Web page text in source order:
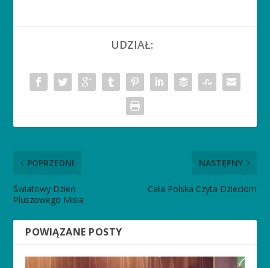
UDZIAŁ:
POPRZEDNI
Światowy Dzień
Pluszowego Misia
NASTĘPNY
Cała Polska Czyta Dzieciom
POWIĄZANE POSTY